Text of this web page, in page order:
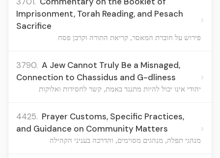
Imprisonment, Torah Reading, and Pesach
Sacrifice
פירוש על חוברת המאסר, קריאת התורה וקרבן פסח
›
3790. A Jew Cannot Truly Be a Misnaged,
Connection to Chassidus and G-dliness
יהודי אינו יכול להיות מתנגד באמת, קשר לחסידות ואלוקות
›
4425. Prayer Customs, Specific Practices,
and Guidance on Community Matters
מנהגי תפלה, מנהגים מסוימים, והדרכה בעניני הקהילה
›